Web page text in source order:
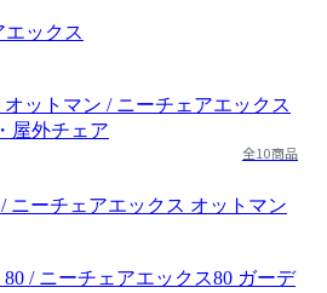
エックス
全10商品
ニーチェアエックス オットマン